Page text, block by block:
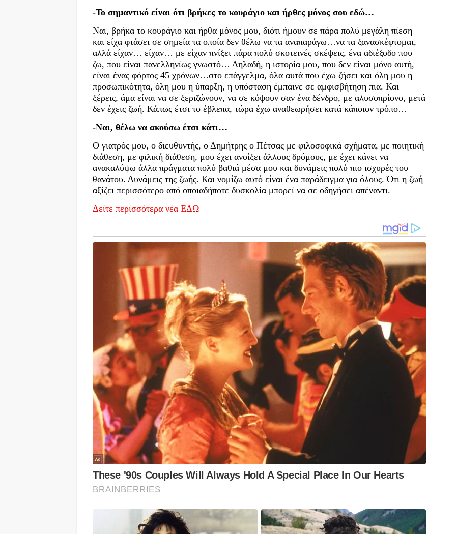
-Το σημαντικό είναι ότι βρήκες το κουράγιο και ήρθες μόνος σου εδώ…
Ναι, βρήκα το κουράγιο και ήρθα μόνος μου, διότι ήμουν σε πάρα πολύ μεγάλη πίεση
και είχα φτάσει σε σημεία τα οποία δεν θέλω να τα αναπαράγω…να τα ξανασκέφτομαι,
αλλά είχαν… είχαν… με είχαν πνίξει πάρα πολύ σκοτεινές σκέψεις, ένα αδιέξοδο που
ζω, που είναι πανελληνίως γνωστό… Δηλαδή, η ιστορία μου, που δεν είναι μόνο αυτή,
είναι ένας φόρτος 45 χρόνων…στο επάγγελμα, όλα αυτά που έχω ζήσει και όλη μου η
προσωπικότητα, όλη μου η ύπαρξη, η υπόσταση έμπαινε σε αμφισβήτηση πια. Και
ξέρεις, άμα είναι να σε ξεριζώνουν, να σε κόψουν σαν ένα δένδρο, με αλυσοπρίονο, μετά
δεν έχεις ζωή. Κάπως έτσι το έβλεπα, τώρα έχω αναθεωρήσει κατά κάποιον τρόπο…
-Ναι, θέλω να ακούσω έτσι κάτι…
Ο γιατρός μου, ο διευθυντής, ο Δημήτρης ο Πέτσας με φιλοσοφικά σχήματα, με ποιητική
διάθεση, με φιλική διάθεση, μου έχει ανοίξει άλλους δρόμους, με έχει κάνει να
ανακαλύψω άλλα πράγματα πολύ βαθιά μέσα μου και δυνάμεις πολύ πιο ισχυρές του
θανάτου. Δυνάμεις της ζωής. Και νομίζω αυτό είναι ένα παράδειγμα για όλους. Ότι η ζωή
αξίζει περισσότερο από οποιαδήποτε δυσκολία μπορεί να σε οδηγήσει απέναντι.
Δείτε περισσότερα νέα ΕΔΩ